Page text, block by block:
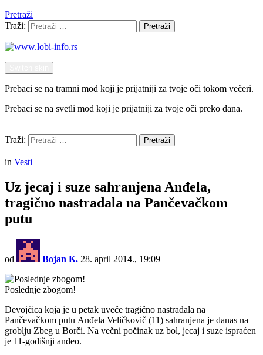
Pretraži
Traži:
Pretraži
Prebaci se na tramni mod koji je prijatniji za tvoje oči tokom večeri.
Prebaci se na svetli mod koji je prijatniji za tvoje oči preko dana.
Traži:
Pretraži
in Vesti
Uz jecaj i suze sahranjena Anđela,
tragično nastradala na Pančevačkom
putu
od Bojan K. 28. april 2014., 19:09
Poslednje zbogom!
Devojčica koja je u petak uveče tragično nastradala na
Pančevačkom putu Anđela Veličkovič (11) sahranjena je danas na
groblju Zbeg u Borči. Na večni počinak uz bol, jecaj i suze ispraćen
je 11-godišnji anđeo.